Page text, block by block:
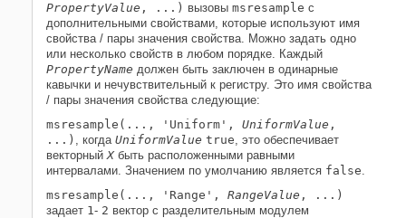
PropertyValue , ...) вызовы msresample с
дополнительными свойствами, которые используют имя
свойства / пары значения свойства. Можно задать одно
или несколько свойств в любом порядке. Каждый
PropertyName должен быть заключен в одинарные
кавычки и нечувствительный к регистру. Это имя свойства
/ пары значения свойства следующие:
msresample(..., 'Uniform', UniformValue ,
...) , когда UniformValue true, это обеспечивает
векторныйXбыть расположенными равными
интервалами. Значением по умолчанию является false.
msresample(..., 'Range', RangeValue , ...)
задает 1- 2 вектор с разделительным модулем